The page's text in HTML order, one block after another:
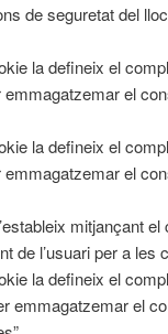
de seguretat del
la defineix el
el
la defineix el
el
mitjançant
de l’usuari per a les
la defineix el
emmagatzemar el